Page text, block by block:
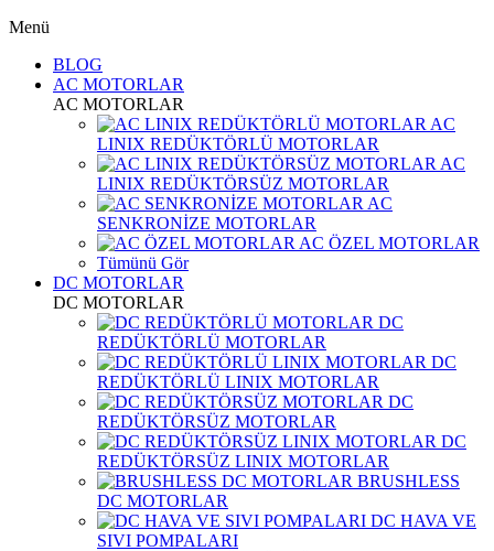
Menü
BLOG
AC MOTORLAR
AC MOTORLAR
AC
LINIX REDÜKTÖRLÜ MOTORLAR
AC
LINIX REDÜKTÖRSÜZ MOTORLAR
AC
SENKRONİZE MOTORLAR
AC ÖZEL MOTORLAR
Tümünü Gör
DC MOTORLAR
DC MOTORLAR
DC
REDÜKTÖRLÜ MOTORLAR
DC
REDÜKTÖRLÜ LINIX MOTORLAR
DC
REDÜKTÖRSÜZ MOTORLAR
DC
REDÜKTÖRSÜZ LINIX MOTORLAR
BRUSHLESS
DC MOTORLAR
DC HAVA VE
SIVI POMPALARI